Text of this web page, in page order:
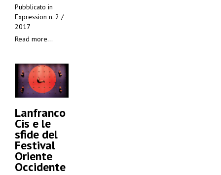
Pubblicato in
Expression n. 2 /
2017
Read more...
Lanfranco
Cis e le
sfide del
Festival
Oriente
Occidente